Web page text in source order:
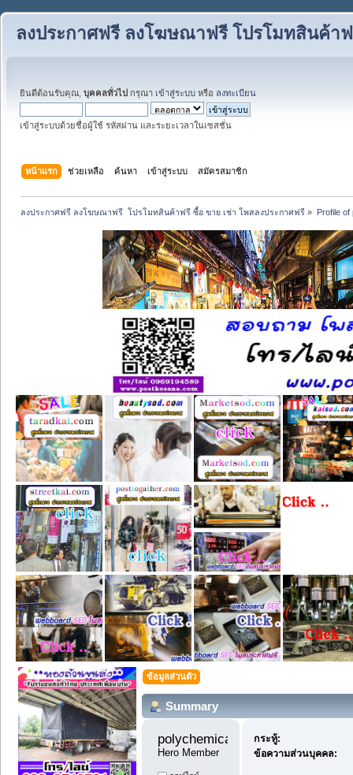
ลงประกาศฟรี ลงโฆษณาฟรี โปรโมทสินค้า
ยินดีต้อนรับคุณ, บุคคลทั่วไป กรุณา เข้าสู่ระบบ หรือ ลงทะเบียน
เข้าสู่ระบบด้วยชื่อผู้ใช้ รหัสผ่าน และระยะเวลาในเซสชั่น
หน้าแรก ช่วยเหลือ ค้นหา เข้าสู่ระบบ สมัครสมาชิก
ลงประกาศฟรี ลงโฆษณาฟรี  โปรโมทสินค้าฟรี ซื้อ ขาย เช่า โพสลงประกาศฟรี » Profile of
ข้อมูลส่วนตัว
Summary
polychemicals11
Hero Member
กระทู้:
ข้อความส่วนบุคคล: